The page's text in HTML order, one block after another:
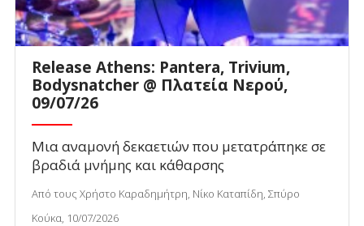
Release Athens: Pantera, Trivium,
Bodysnatcher @ Πλατεία Νερού,
09/07/26
Μια αναμονή δεκαετιών που μετατράπηκε σε
βραδιά μνήμης και κάθαρσης
Από τους Χρήστο Καραδημήτρη, Νίκο Καταπίδη, Σπύρο
Κούκα, 10/07/2026